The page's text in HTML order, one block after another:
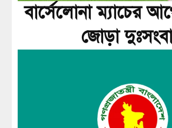
বার্সেলোনা ম্যাচের
জোড়া